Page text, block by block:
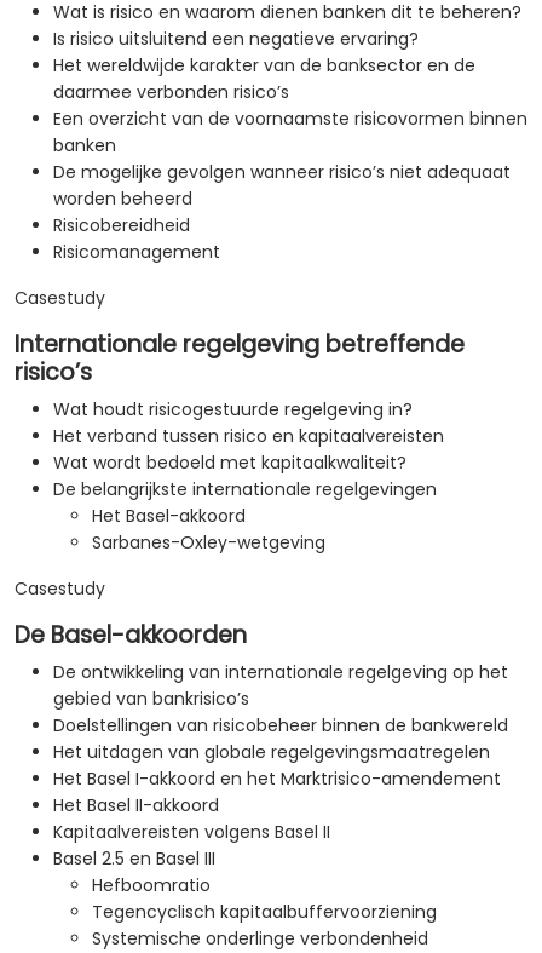
Wat is risico en waarom dienen banken dit te beheren?
Is risico uitsluitend een negatieve ervaring?
Het wereldwijde karakter van de banksector en de
daarmee verbonden risico’s
Een overzicht van de voornaamste risicovormen binnen
banken
De mogelijke gevolgen wanneer risico’s niet adequaat
worden beheerd
Risicobereidheid
Risicomanagement
Casestudy
Internationale regelgeving betreffende
risico’s
Wat houdt risicogestuurde regelgeving in?
Het verband tussen risico en kapitaalvereisten
Wat wordt bedoeld met kapitaalkwaliteit?
De belangrijkste internationale regelgevingen
Het Basel-akkoord
Sarbanes-Oxley-wetgeving
Casestudy
De Basel-akkoorden
De ontwikkeling van internationale regelgeving op het
gebied van bankrisico’s
Doelstellingen van risicobeheer binnen de bankwereld
Het uitdagen van globale regelgevingsmaatregelen
Het Basel I-akkoord en het Marktrisico-amendement
Het Basel II-akkoord
Kapitaalvereisten volgens Basel II
Basel 2.5 en Basel III
Hefboomratio
Tegencyclisch kapitaalbuffervoorziening
Systemische onderlinge verbondenheid